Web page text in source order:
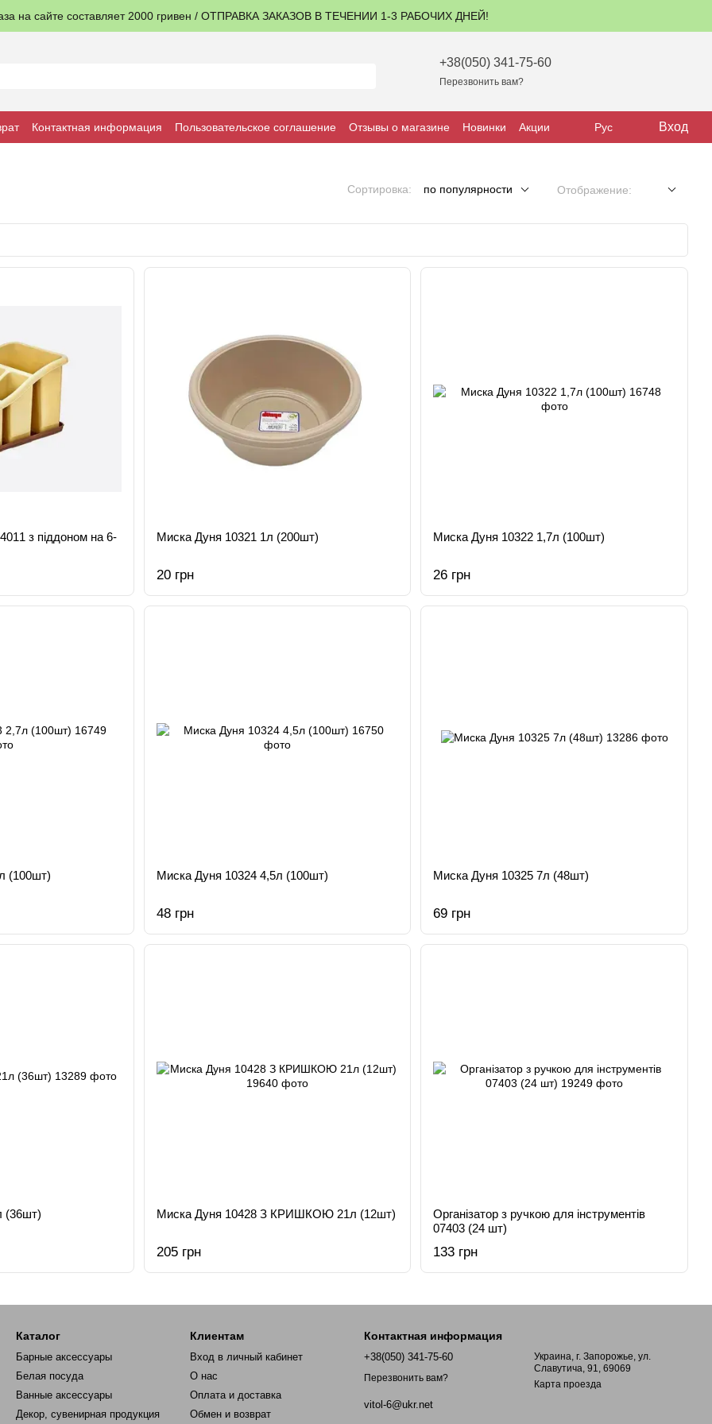
на сайте составляет 2000 гривен / ОТПРАВКА ЗАКАЗОВ В ТЕЧЕНИИ 1-3 РАБОЧИХ ДНЕЙ!
+38(050) 341-75-60
Перезвонить вам?
Контактная информация Пользовательское соглашение Отзывы о магазине Новинки Акции Рус Вход
Сортировка: по популярности Отображение:
з піддоном на 6-
Миска Дуня 10321 1л (200шт)
20 грн
Миска Дуня 10322 1,7л (100шт)
26 грн
(100шт) Миска Дуня 10324 4,5л (100шт)
48 грн
Миска Дуня 10325 7л (48шт)
69 грн
(36шт) Миска Дуня 10428 З КРИШКОЮ 21л (12шт)
205 грн
Організатор з ручкою для інструментів
07403 (24 шт)
133 грн
Каталог
Барные аксессуары
Белая посуда
Ванные аксессуары
Декор, сувенирная продукция
Клиентам
Вход в личный кабинет
О нас
Оплата и доставка
Обмен и возврат
Контактная информация
+38(050) 341-75-60
Перезвонить вам?
vitol-6@ukr.net
Украина, г. Запорожье, ул.
Славутича, 91, 69069
Карта проезда